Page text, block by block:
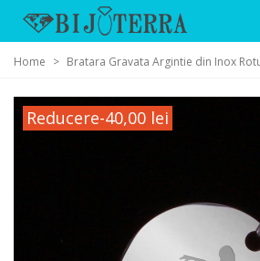
Home > Bratara Gravata Argintie din Inox
Reducere-40,00 lei